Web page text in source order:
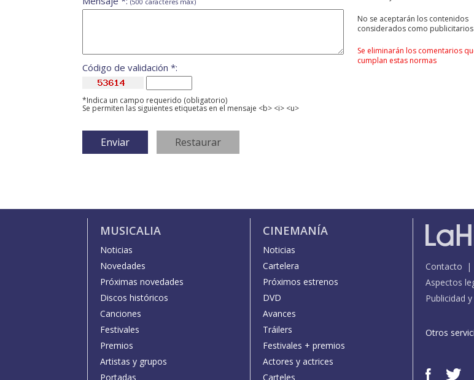
No se aceptarán los contenidos
considerados como publicitarios
Se eliminarán los comentarios
cumplan estas normas
(500 caracteres máx)
Código de validación *:
*Indica un campo requerido (obligatorio)
Se permiten las siguientes etiquetas en el mensaje <b> <i> <u>
MUSICALIA
Noticias
Novedades
Próximas novedades
Discos históricos
Canciones
Festivales
Premios
Artistas y grupos
Portadas
CINEMANÍA
Noticias
Cartelera
Próximos estrenos
DVD
Avances
Tráilers
Festivales + premios
Actores y actrices
Carteles
Contacto
Aspectos
Publicidad
Otros